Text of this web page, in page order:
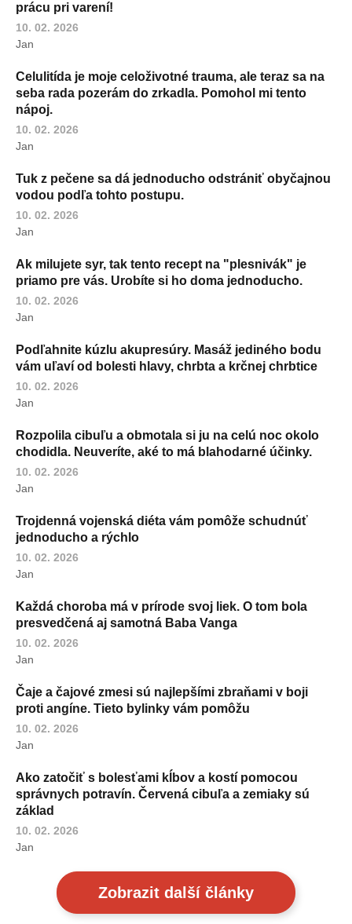
prácu pri varení!
10. 02. 2026
Jan
Celulitída je moje celoživotné trauma, ale teraz sa na
seba rada pozerám do zrkadla. Pomohol mi tento
nápoj.
10. 02. 2026
Jan
Tuk z pečene sa dá jednoducho odstrániť obyčajnou
vodou podľa tohto postupu.
10. 02. 2026
Jan
Ak milujete syr, tak tento recept na "plesnivák" je
priamo pre vás. Urobíte si ho doma jednoducho.
10. 02. 2026
Jan
Podľahnite kúzlu akupresúry. Masáž jediného bodu
vám uľaví od bolesti hlavy, chrbta a krčnej chrbtice
10. 02. 2026
Jan
Rozpolila cibuľu a obmotala si ju na celú noc okolo
chodidla. Neuveríte, aké to má blahodarné účinky.
10. 02. 2026
Jan
Trojdenná vojenská diéta vám pomôže schudnúť
jednoducho a rýchlo
10. 02. 2026
Jan
Každá choroba má v prírode svoj liek. O tom bola
presvedčená aj samotná Baba Vanga
10. 02. 2026
Jan
Čaje a čajové zmesi sú najlepšími zbraňami v boji
proti angíne. Tieto bylinky vám pomôžu
10. 02. 2026
Jan
Ako zatočiť s bolesťami kĺbov a kostí pomocou
správnych potravín. Červená cibuľa a zemiaky sú
základ
10. 02. 2026
Jan
Zobrazit další články